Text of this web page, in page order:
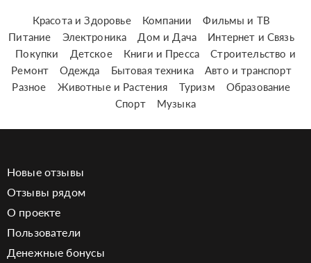
Красота и Здоровье Компании
Фильмы и ТВ
Питание
Электроника Дом и Дача
Интернет и Связь
Покупки
Детское Книги и Пресса
Строительство и
Ремонт
Одежда Бытовая техника
Авто и транспорт
Разное
Животные и Растения Туризм
Образование
Спорт
Музыка
Новые отзывы
Отзывы рядом
О проекте
Пользователи
Денежные бонусы